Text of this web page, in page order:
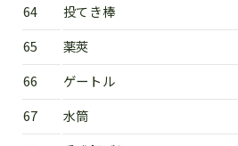
64
投てき棒
65
薬莢
66
ゲートル
67
水筒